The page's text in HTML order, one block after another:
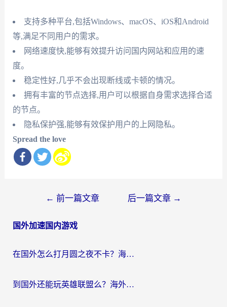
支持多种平台,包括Windows、macOS、iOS和Android
等,满足不同用户的需求。
网络速度快,能够有效提升访问国内网站和应用的速
度。
稳定性好,几乎不会出现断线或卡顿的情况。
拥有丰富的节点选择,用户可以根据自身需求选择合适
的节点。
隐私保护强,能够有效保护用户的上网隐私。
Spread the love
导
← 前一篇文章 后一篇文章 →
国外加速国内游戏
在国外怎么打月圆之夜不卡？海外玩家国服游戏加速终极指南（附巴西英国游戏适配方案）
到国外还能玩英雄联盟么？海外玩家国服游戏畅玩终极指南